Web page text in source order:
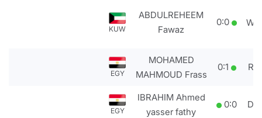
KUW
ABDULREHEEM
Fawaz
0:0
EGY
MOHAMED
MAHMOUD Frass
0:1
EGY
IBRAHIM Ahmed
yasser fathy
0:0